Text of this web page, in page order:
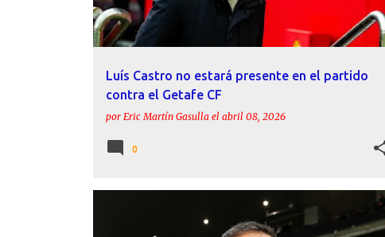
Luís Castro no estará presente en el partido
contra el Getafe CF
por Eric Martín Gasulla el abril 08, 2026
0
DECLARACIONES LEVANTE UD